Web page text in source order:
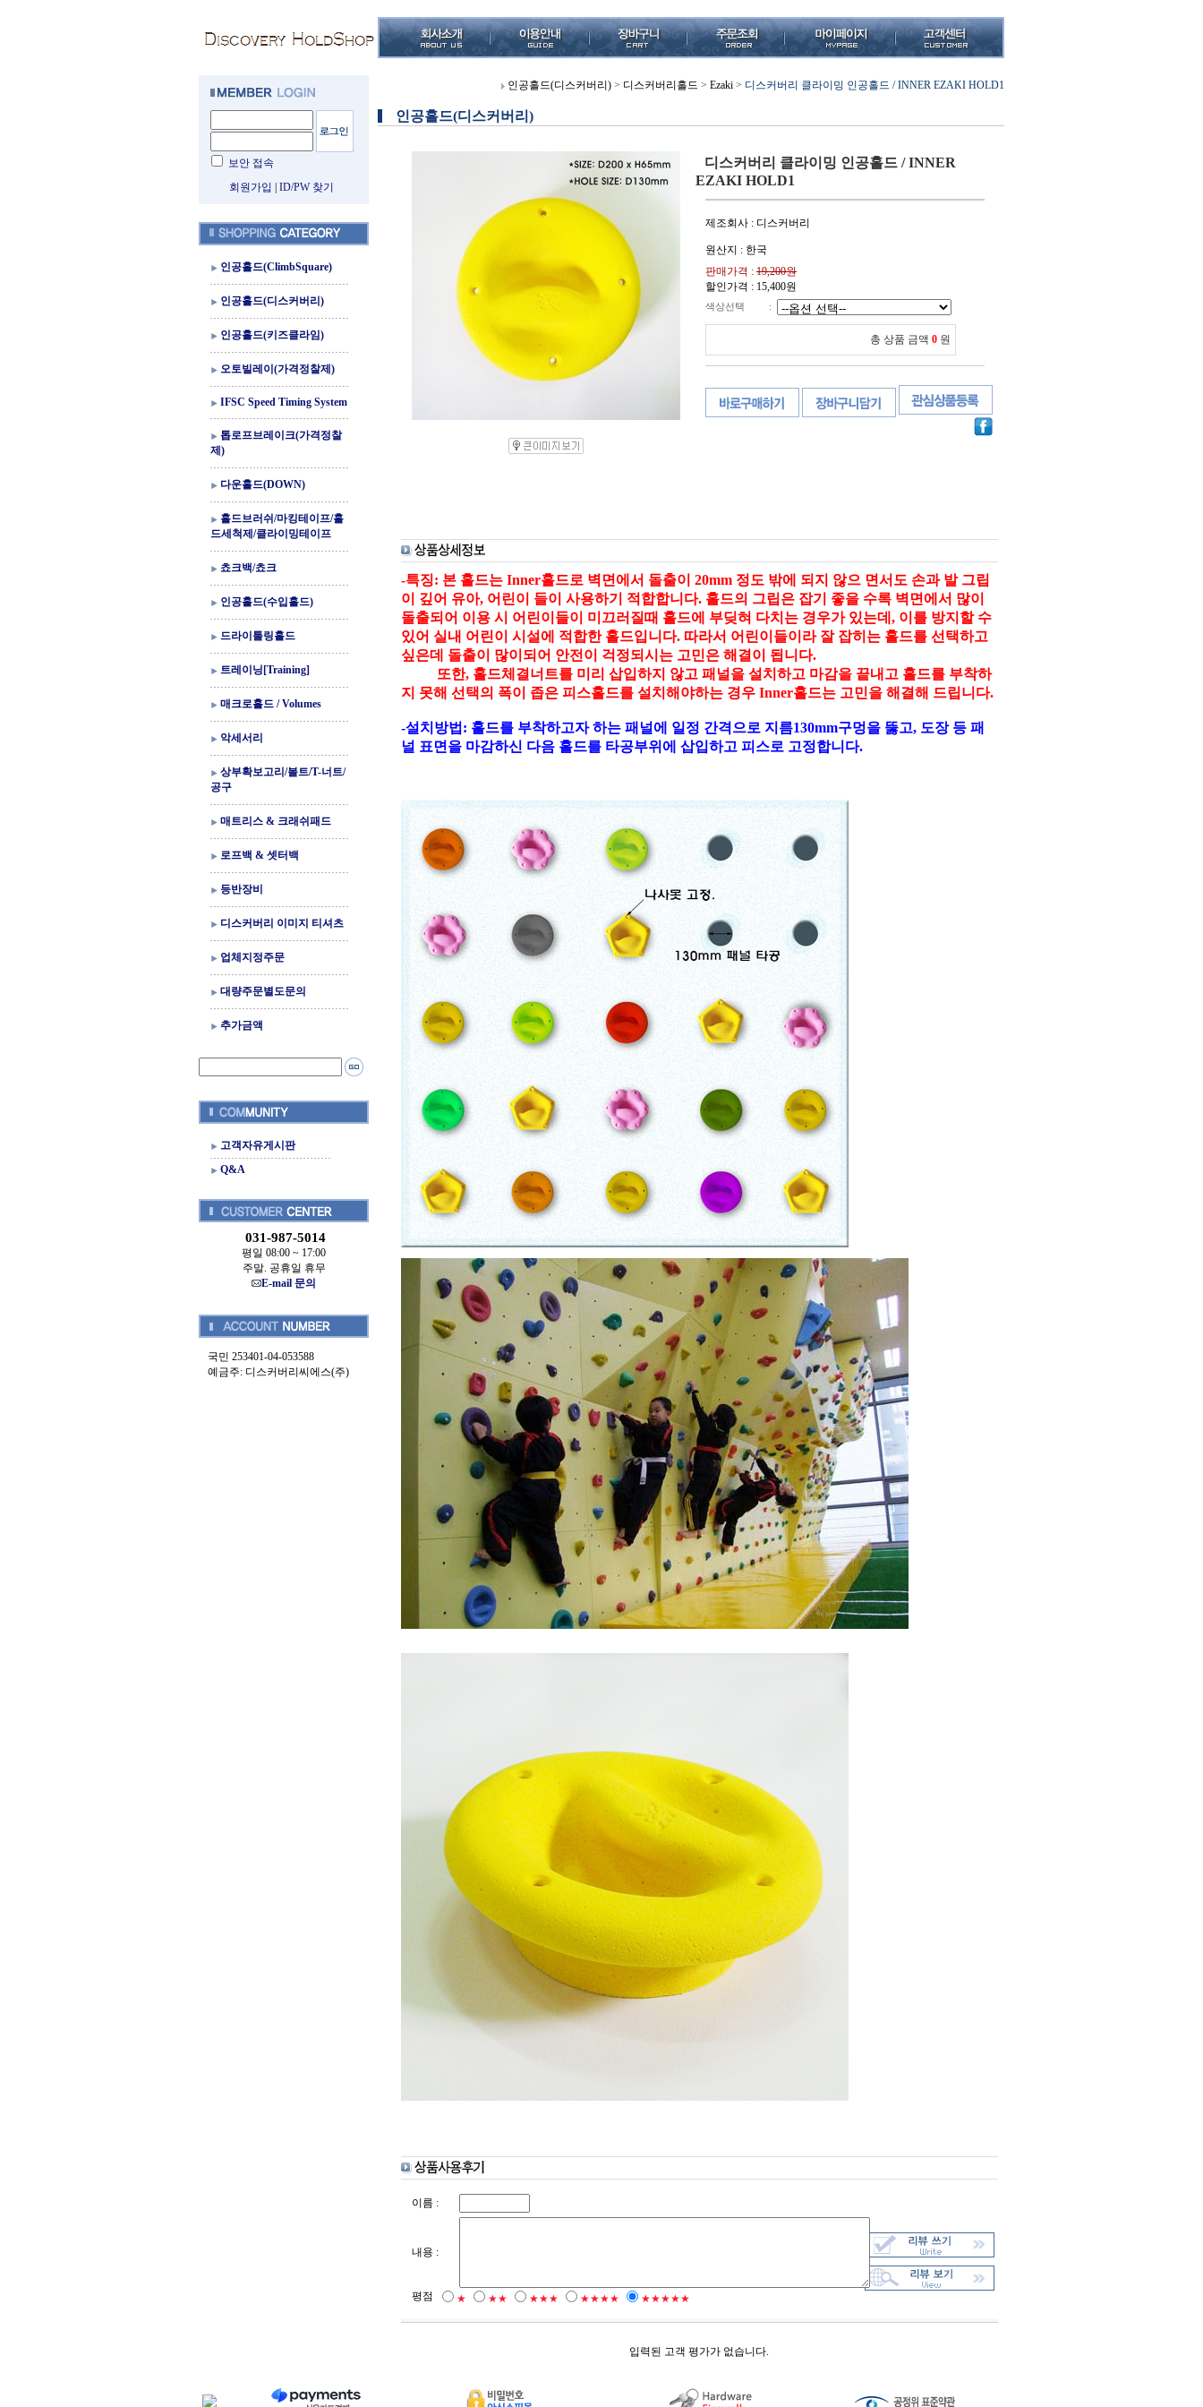
보안 접속
회원가입
ID/PW 찾기
인공홀드(ClimbSquare)
인공홀드(디스커버리)
인공홀드(키즈클라임)
오토빌레이(가격정찰제)
IFSC Speed Timing System
톱로프브레이크(가격정찰
제)
다운홀드(DOWN)
홀드브러쉬/마킹테이프/홀
드세척제/클라이밍테이프
쵸크백/쵸크
인공홀드(수입홀드)
드라이툴링홀드
트레이닝[Training]
매크로홀드 / Volumes
악세서리
상부확보고리/볼트/T-너트/
공구
매트리스 & 크래쉬패드
로프백 & 셋터백
등반장비
디스커버리 이미지 티셔츠
업체지정주문
대량주문별도문의
추가금액
고객자유게시판
Q&A
031-987-5014
평일 08:00 ~ 17:00
주말. 공휴일 휴무
E-mail 문의
국민 253401-04-053588
예금주: 디스커버리씨에스(주)
인공홀드(디스커버리) > 디스커버리홀드 > Ezaki > 디스커버리 클라이밍 인공홀드 / INNER EZAKI HOLD1
인공홀드(디스커버리)
디스커버리 클라이밍 인공홀드 / INNER
EZAKI HOLD1
제조회사 : 디스커버리
원산지 : 한국
판매가격 : 19,200원
할인가격 : 15,400원
색상선택 :
총 상품 금액 0 원
-특징: 본 홀드는 Inner홀드로 벽면에서 돌출이 20mm 정도 밖에 되지 않으 면서도 손과 발 그립
이 깊어 유아, 어린이 들이 사용하기 적합합니다. 홀드의 그립은 잡기 좋을 수록 벽면에서 많이
돌출되어 이용 시 어린이들이 미끄러질때 홀드에 부딪혀 다치는 경우가 있는데, 이를 방지할 수
있어 실내 어린이 시설에 적합한 홀드입니다. 따라서 어린이들이라 잘 잡히는 홀드를 선택하고
싶은데 돌출이 많이되어 안전이 걱정되시는 고민은 해결이 됩니다.
또한, 홀드체결너트를 미리 삽입하지 않고 패널을 설치하고 마감을 끝내고 홀드를 부착하
지 못해 선택의 폭이 좁은 피스홀드를 설치해야하는 경우 Inner홀드는 고민을 해결해 드립니다.
-설치방법: 홀드를 부착하고자 하는 패널에 일정 간격으로 지름130mm구멍을 뚫고, 도장 등 패
널 표면을 마감하신 다음 홀드를 타공부위에 삽입하고 피스로 고정합니다.
이름 :
내용 :
평점 ★ ★★ ★★★ ★★★★ ★★★★★
입력된 고객 평가가 없습니다.